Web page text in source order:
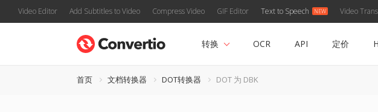
Video Editor Add Subtitles to Video Compress Video GIF Editor Text to Speech Video
转换 OCR API 定价
首页 文档转换器 DOT转换器 DOT 为 DBK